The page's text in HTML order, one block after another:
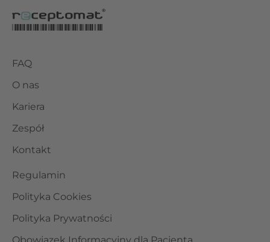
FAQ
O nas
Kariera
Zespół
Kontakt
Regulamin
Polityka Cookies
Polityka Prywatności